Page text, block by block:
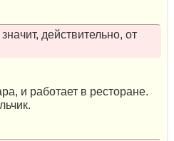
действительно, от
и работает в ресторане.